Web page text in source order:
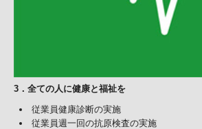
3 ． 全ての人に健康と福祉を
従業員健康診断の実施
従業員週一回の抗原検査の実施